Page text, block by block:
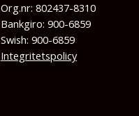
Org.nr: 802437-8310
Bankgiro: 900-6859
Swish: 900-6859
Integritetspolicy